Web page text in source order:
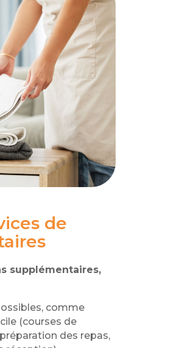
de
supplémentaires,
comme
(courses de
des repas,